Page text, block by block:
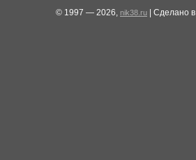
© 1997 — 2026, nik38.ru | Сделано в